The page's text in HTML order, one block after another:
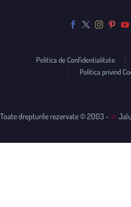
Politica de Confidentialitate
Politica privind
Toate drepturile rezervate © 2003 - ☆